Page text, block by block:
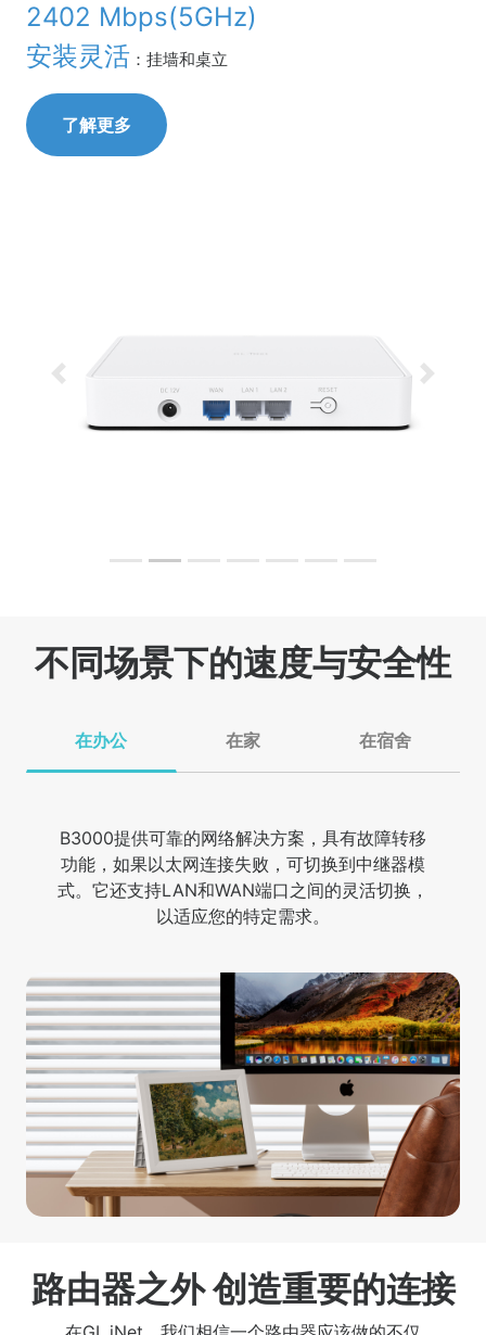
2402 Mbps(5GHz)
安装灵活 ：挂墙和桌立
了解更多
Previous Next
不同场景下的速度与安全性
在办公 在家 在宿舍
B3000提供可靠的网络解决方案，具有故障转移
功能，如果以太网连接失败，可切换到中继器模
式。它还支持LAN和WAN端口之间的灵活切换，
以适应您的特定需求。
路由器之外 创造重要的连接